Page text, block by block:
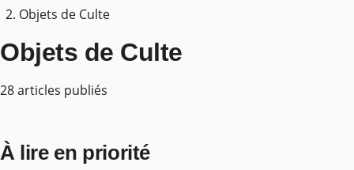
Objets de Culte
Objets de Culte
28 articles publiés
À lire en priorité